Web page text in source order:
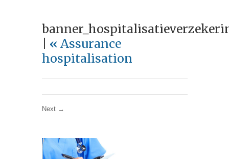
« Assurance
hospitalisation
Next →